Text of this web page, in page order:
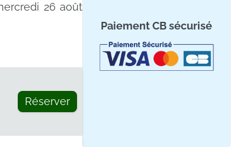
26 août
Réserver
Paiement CB sécurisé